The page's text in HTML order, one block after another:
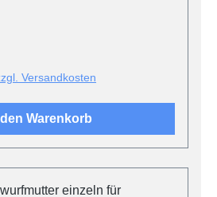
Versandkosten
den Warenkorb